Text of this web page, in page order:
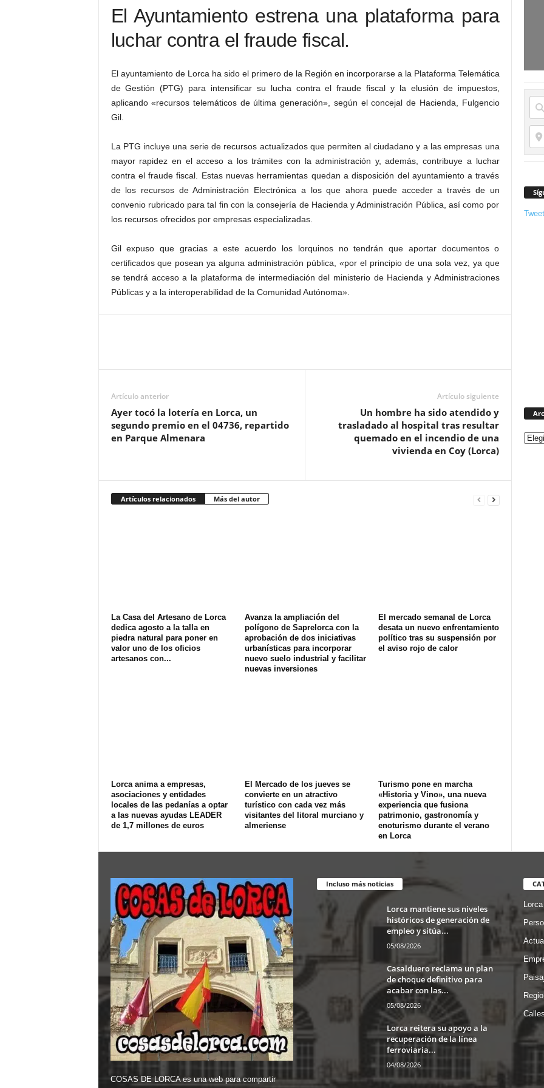
El Ayuntamiento estrena una plataforma para
luchar contra el fraude fiscal.
El ayuntamiento de Lorca ha sido el primero de la Región en incorporarse a la Plataforma Telemática
de Gestión (PTG) para intensificar su lucha contra el fraude fiscal y la elusión de impuestos,
aplicando «recursos telemáticos de última generación», según el concejal de Hacienda, Fulgencio
Gil.
La PTG incluye una serie de recursos actualizados que permiten al ciudadano y a las empresas una
mayor rapidez en el acceso a los trámites con la administración y, además, contribuye a luchar
contra el fraude fiscal. Estas nuevas herramientas quedan a disposición del ayuntamiento a través
de los recursos de Administración Electrónica a los que ahora puede acceder a través de un
convenio rubricado para tal fin con la consejería de Hacienda y Administración Pública, así como por
los recursos ofrecidos por empresas especializadas.
Gil expuso que gracias a este acuerdo los lorquinos no tendrán que aportar documentos o
certificados que posean ya alguna administración pública, «por el principio de una sola vez, ya que
se tendrá acceso a la plataforma de intermediación del ministerio de Hacienda y Administraciones
Públicas y a la interoperabilidad de la Comunidad Autónoma».
Artículo anterior
Ayer tocó la lotería en Lorca, un
segundo premio en el 04736, repartido
en Parque Almenara
Artículo siguiente
Un hombre ha sido atendido y
trasladado al hospital tras resultar
quemado en el incendio de una
vivienda en Coy (Lorca)
Artículos relacionados Más del autor
La Casa del Artesano de Lorca
dedica agosto a la talla en
piedra natural para poner en
valor uno de los oficios
artesanos con...
Avanza la ampliación del
polígono de Saprelorca con la
aprobación de dos iniciativas
urbanísticas para incorporar
nuevo suelo industrial y facilitar
nuevas inversiones
El mercado semanal de Lorca
desata un nuevo enfrentamiento
político tras su suspensión por
el aviso rojo de calor
Lorca anima a empresas,
asociaciones y entidades
locales de las pedanías a optar
a las nuevas ayudas LEADER
de 1,7 millones de euros
El Mercado de los jueves se
convierte en un atractivo
turístico con cada vez más
visitantes del litoral murciano y
almeriense
Turismo pone en marcha
«Historia y Vino», una nueva
experiencia que fusiona
patrimonio, gastronomía y
enoturismo durante el verano
en Lorca
COSAS DE LORCA es una web para compartir
Incluso más noticias
Lorca mantiene sus niveles
históricos de generación de
empleo y sitúa...
05/08/2026
Casalduero reclama un plan
de choque definitivo para
acabar con las...
05/08/2026
Lorca reitera su apoyo a la
recuperación de la línea
ferroviaria...
04/08/2026
Lorca